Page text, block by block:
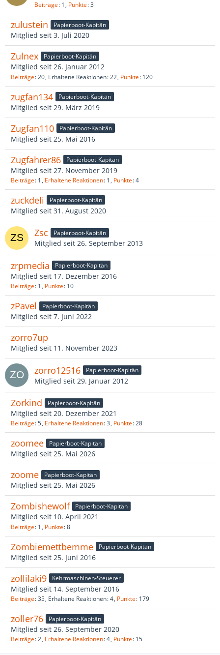
Beiträge 1 Punkte 3
zulustein Papierboot-Kapitän
Mitglied seit 3. Juli 2020
Zulnex Papierboot-Kapitän
Mitglied seit 26. Januar 2012
Beiträge 20 Erhaltene Reaktionen 22 Punkte 120
zugfan134 Papierboot-Kapitän
Mitglied seit 29. März 2019
Zugfan110 Papierboot-Kapitän
Mitglied seit 25. Mai 2016
Zugfahrer86 Papierboot-Kapitän
Mitglied seit 27. November 2019
Beiträge 1 Erhaltene Reaktionen 1 Punkte 4
zuckdeli Papierboot-Kapitän
Mitglied seit 31. August 2020
Zsc Papierboot-Kapitän
Mitglied seit 26. September 2013
zrpmedia Papierboot-Kapitän
Mitglied seit 17. Dezember 2016
Beiträge 1 Punkte 10
zPavel Papierboot-Kapitän
Mitglied seit 7. Juni 2022
zorro7up
Mitglied seit 11. November 2023
zorro12516 Papierboot-Kapitän
Mitglied seit 29. Januar 2012
Zorkind Papierboot-Kapitän
Mitglied seit 20. Dezember 2021
Beiträge 5 Erhaltene Reaktionen 3 Punkte 28
zoomee Papierboot-Kapitän
Mitglied seit 25. Mai 2026
zoome Papierboot-Kapitän
Mitglied seit 25. Mai 2026
Zombishewolf Papierboot-Kapitän
Mitglied seit 10. April 2021
Beiträge 1 Punkte 8
Zombiemettbemme Papierboot-Kapitän
Mitglied seit 25. Juni 2016
zollilaki9 Kehrmaschinen-Steuerer
Mitglied seit 14. September 2016
Beiträge 35 Erhaltene Reaktionen 4 Punkte 179
zoller76 Papierboot-Kapitän
Mitglied seit 26. September 2020
Beiträge 2 Erhaltene Reaktionen 4 Punkte 15